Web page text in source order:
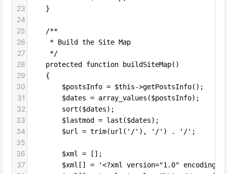
23
    }
24
25
    /**
26
     * Build the Site Map
27
     */
28
    protected function buildSiteMap()
29
    {
30
        $postsInfo = $this->getPostsInfo();
31
        $dates = array_values($postsInfo);
32
        sort($dates);
33
        $lastmod = last($dates);
34
        $url = trim(url('/'), '/') . '/';
35
36
        $xml = [];
37
$xml[] = '<?xml version="1.0"